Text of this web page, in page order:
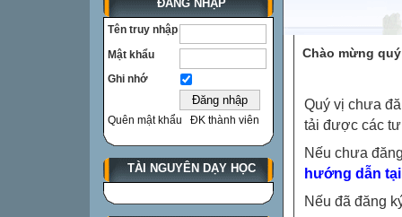
ĐĂNG NHẬP
Tên truy nhập
Mật khẩu
Ghi nhớ
Quên mật khẩu ĐK thành viên
TÀI NGUYÊN DẠY HỌC
Chào mừng
Quý vị chưa
tải được các
Nếu chưa
hướng dẫn
Nếu đã đăng